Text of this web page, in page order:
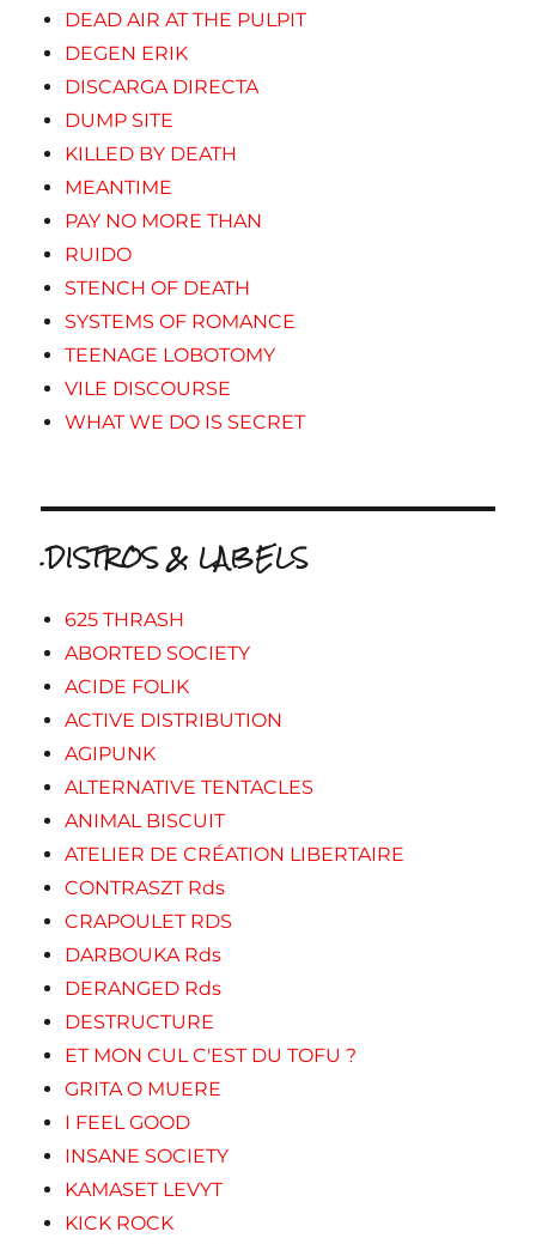
DEAD AIR AT THE PULPIT
DEGEN ERIK
DISCARGA DIRECTA
DUMP SITE
KILLED BY DEATH
MEANTIME
PAY NO MORE THAN
RUIDO
STENCH OF DEATH
SYSTEMS OF ROMANCE
TEENAGE LOBOTOMY
VILE DISCOURSE
WHAT WE DO IS SECRET
.DISTROS & LABELS
625 THRASH
ABORTED SOCIETY
ACIDE FOLIK
ACTIVE DISTRIBUTION
AGIPUNK
ALTERNATIVE TENTACLES
ANIMAL BISCUIT
ATELIER DE CRÉATION LIBERTAIRE
CONTRASZT Rds
CRAPOULET RDS
DARBOUKA Rds
DERANGED Rds
DESTRUCTURE
ET MON CUL C'EST DU TOFU ?
GRITA O MUERE
I FEEL GOOD
INSANE SOCIETY
KAMASET LEVYT
KICK ROCK